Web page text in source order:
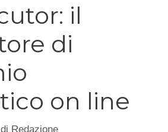
il
di
on line
di Redazione